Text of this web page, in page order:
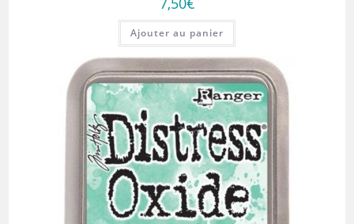
Ajouter au panier